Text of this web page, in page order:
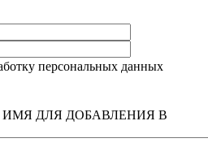
персональных данных
ДЛЯ ДОБАВЛЕНИЯ В